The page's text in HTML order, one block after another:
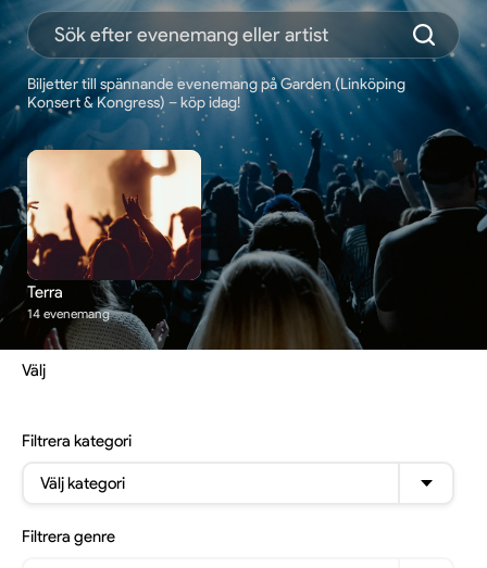
Biljetter till spännande evenemang på Garden (Linköping
Konsert & Kongress) – köp idag!
Terra
14 evenemang
Välj
Filtrera kategori
Välj kategori
Filtrera genre